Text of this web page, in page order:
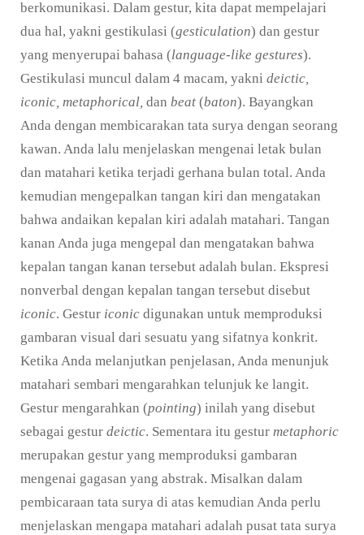
berkomunikasi. Dalam gestur, kita dapat mempelajari
dua hal, yakni gestikulasi (gesticulation) dan gestur
yang menyerupai bahasa (language-like gestures).
Gestikulasi muncul dalam 4 macam, yakni deictic,
iconic, metaphorical, dan beat (baton). Bayangkan
Anda dengan membicarakan tata surya dengan seorang
kawan. Anda lalu menjelaskan mengenai letak bulan
dan matahari ketika terjadi gerhana bulan total. Anda
kemudian mengepalkan tangan kiri dan mengatakan
bahwa andaikan kepalan kiri adalah matahari. Tangan
kanan Anda juga mengepal dan mengatakan bahwa
kepalan tangan kanan tersebut adalah bulan. Ekspresi
nonverbal dengan kepalan tangan tersebut disebut
iconic. Gestur iconic digunakan untuk memproduksi
gambaran visual dari sesuatu yang sifatnya konkrit.
Ketika Anda melanjutkan penjelasan, Anda menunjuk
matahari sembari mengarahkan telunjuk ke langit.
Gestur mengarahkan (pointing) inilah yang disebut
sebagai gestur deictic. Sementara itu gestur metaphoric
merupakan gestur yang memproduksi gambaran
mengenai gagasan yang abstrak. Misalkan dalam
pembicaraan tata surya di atas kemudian Anda perlu
menjelaskan mengapa matahari adalah pusat tata surya